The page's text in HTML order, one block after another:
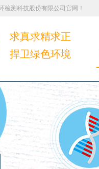
检测科技股份有限公司官网！
求真求精求正
捍卫绿色环境